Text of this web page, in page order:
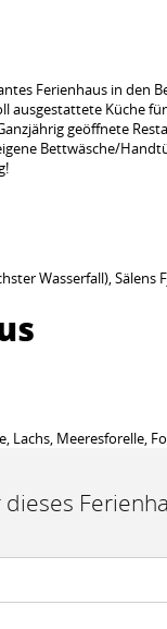
Ferienhaus in den
Küche
geöffnete
Bettwäsche/
Wasserfall), Sälens
Lachs, Meeresforelle,